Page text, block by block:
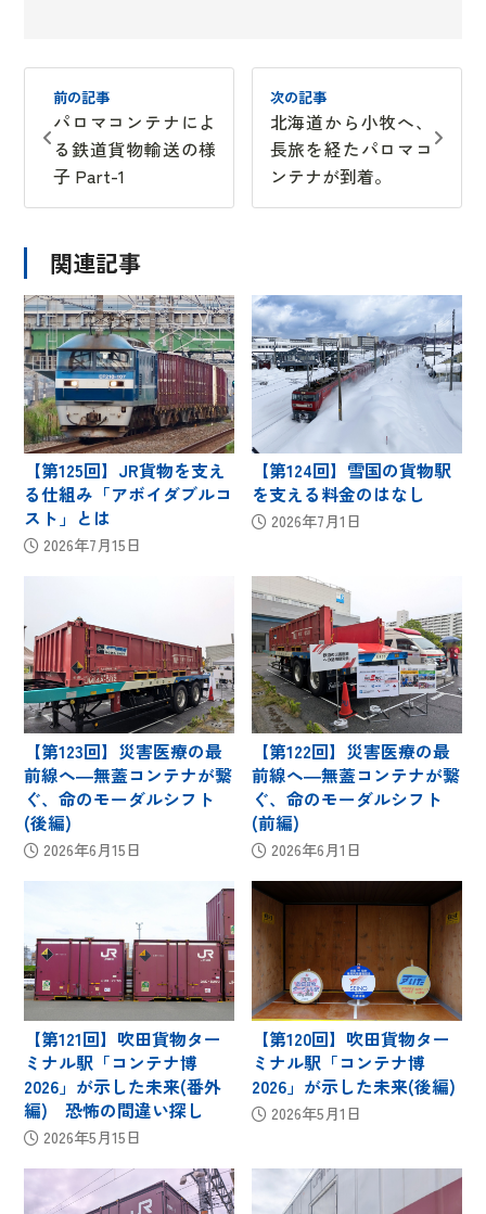
前の記事
パロマコンテナによ
る鉄道貨物輸送の様
子 Part-1
次の記事
北海道から小牧へ、
長旅を経たパロマコ
ンテナが到着。
関連記事
【第125回】JR貨物を支え
る仕組み「アボイダブルコ
スト」とは
2026年7月15日
【第124回】雪国の貨物駅
を支える料金のはなし
2026年7月1日
【第123回】災害医療の最
前線へ―無蓋コンテナが繋
ぐ、命のモーダルシフト
(後編)
2026年6月15日
【第122回】災害医療の最
前線へ―無蓋コンテナが繋
ぐ、命のモーダルシフト
(前編)
2026年6月1日
【第121回】吹田貨物ター
ミナル駅「コンテナ博
2026」が示した未来(番外
編) 恐怖の間違い探し
2026年5月15日
【第120回】吹田貨物ター
ミナル駅「コンテナ博
2026」が示した未来(後編)
2026年5月1日